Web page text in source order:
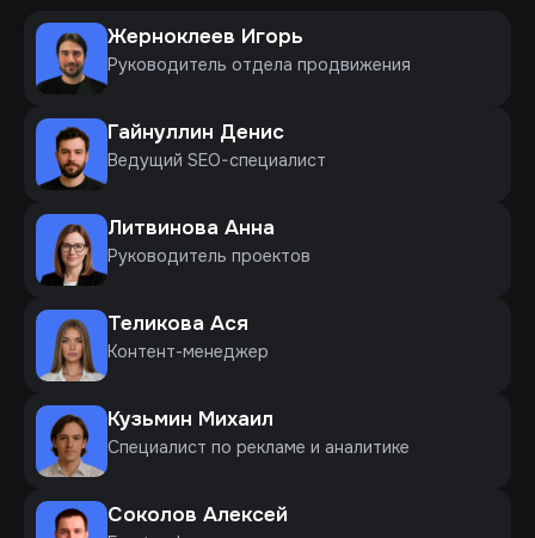
Жерноклеев Игорь
Руководитель отдела продвижения
Гайнуллин Денис
Ведущий SEO-специалист
Литвинова Анна
Руководитель проектов
Теликова Ася
Контент-менеджер
Кузьмин Михаил
Специалист по рекламе и аналитике
Соколов Алексей